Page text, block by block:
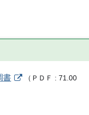
書 （ ＰＤＦ
71.00